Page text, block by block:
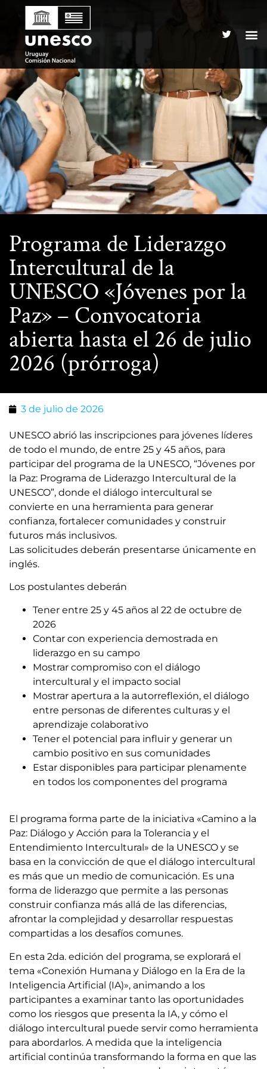
Programa de Liderazgo
Intercultural de la
UNESCO «Jóvenes por la
Paz» – Convocatoria
abierta hasta el 26 de julio
2026 (prórroga)
3 de julio de 2026
UNESCO abrió las inscripciones para jóvenes líderes
de todo el mundo, de entre 25 y 45 años, para
participar del programa de la UNESCO, “Jóvenes por
la Paz: Programa de Liderazgo Intercultural de la
UNESCO”, donde el diálogo intercultural se
convierte en una herramienta para generar
confianza, fortalecer comunidades y construir
futuros más inclusivos.
Las solicitudes deberán presentarse únicamente en
inglés.
Los postulantes deberán
Tener entre 25 y 45 años al 22 de octubre de
2026
Contar con experiencia demostrada en
liderazgo en su campo
Mostrar compromiso con el diálogo
intercultural y el impacto social
Mostrar apertura a la autorreflexión, el diálogo
entre personas de diferentes culturas y el
aprendizaje colaborativo
Tener el potencial para influir y generar un
cambio positivo en sus comunidades
Estar disponibles para participar plenamente
en todos los componentes del programa
El programa forma parte de la iniciativa «Camino a la
Paz: Diálogo y Acción para la Tolerancia y el
Entendimiento Intercultural» de la UNESCO y se
basa en la convicción de que el diálogo intercultural
es más que un medio de comunicación. Es una
forma de liderazgo que permite a las personas
construir confianza más allá de las diferencias,
afrontar la complejidad y desarrollar respuestas
compartidas a los desafíos comunes.
En esta 2da. edición del programa, se explorará el
tema «Conexión Humana y Diálogo en la Era de la
Inteligencia Artificial (IA)», animando a los
participantes a examinar tanto las oportunidades
como los riesgos que presenta la IA, y cómo el
diálogo intercultural puede servir como herramienta
para abordarlos. A medida que la inteligencia
artificial continúa transformando la forma en que las